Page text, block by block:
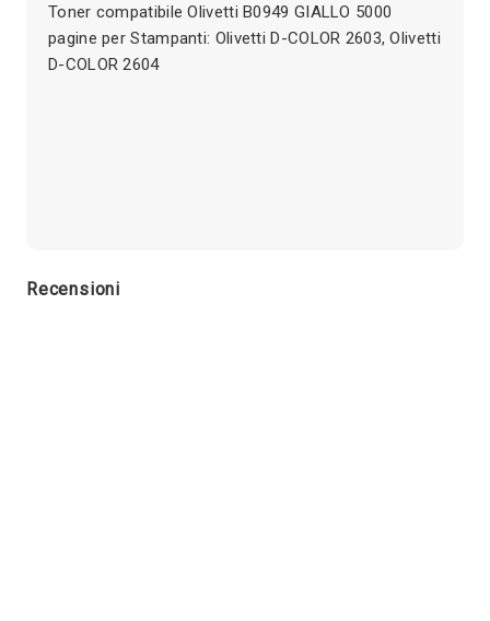
Toner compatibile Olivetti B0949 GIALLO 5000
pagine per Stampanti: Olivetti D-COLOR 2603, Olivetti
D-COLOR 2604
Recensioni